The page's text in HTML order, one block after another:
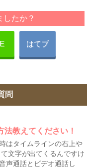
したか？
はてブ
問
法教えてください！
はタイムラインの右上や
文字が出てくるんですけ
声通話とビデオ通話し